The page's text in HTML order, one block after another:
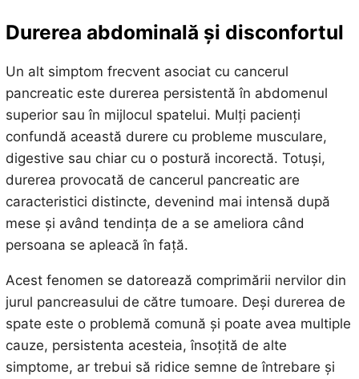
Durerea abdominală și disconfortul
Un alt simptom frecvent asociat cu cancerul
pancreatic este durerea persistentă în abdomenul
superior sau în mijlocul spatelui. Mulți pacienți
confundă această durere cu probleme musculare,
digestive sau chiar cu o postură incorectă. Totuși,
durerea provocată de cancerul pancreatic are
caracteristici distincte, devenind mai intensă după
mese și având tendința de a se ameliora când
persoana se apleacă în față.
Acest fenomen se datorează comprimării nervilor din
jurul pancreasului de către tumoare. Deși durerea de
spate este o problemă comună și poate avea multiple
cauze, persistenta acesteia, însoțită de alte
simptome, ar trebui să ridice semne de întrebare și